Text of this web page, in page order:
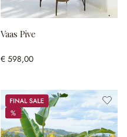
Vaas Pive
€ 598,00
Sale
%
%